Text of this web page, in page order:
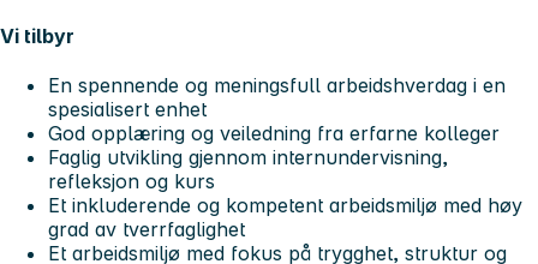
Vi tilbyr
En spennende og meningsfull arbeidshverdag i en
spesialisert enhet
God opplæring og veiledning fra erfarne kolleger
Faglig utvikling gjennom internundervisning,
refleksjon og kurs
Et inkluderende og kompetent arbeidsmiljø med høy
grad av tverrfaglighet
Et arbeidsmiljø med fokus på trygghet, struktur og